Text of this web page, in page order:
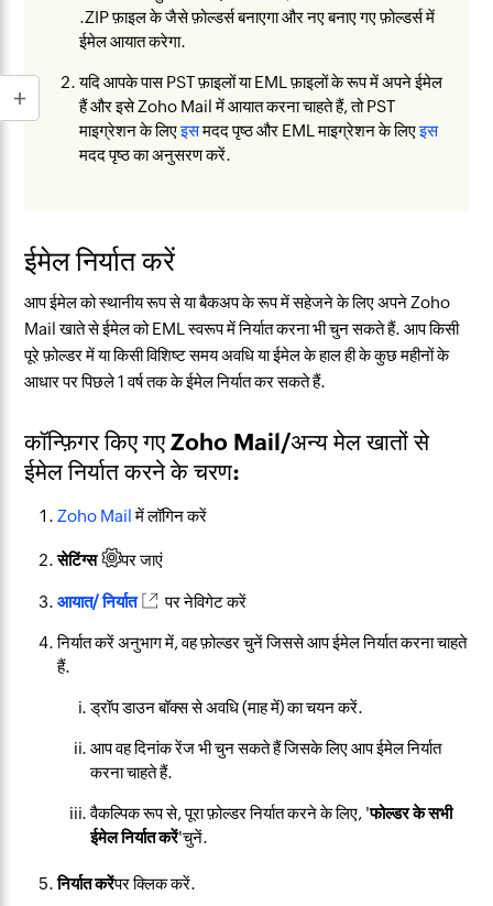
.ZIP फ़ाइल के जैसे फ़ोल्डर्स बनाएगा और नए बनाए गए फ़ोल्डर्स में
ईमेल आयात करेगा.
यदि आपके पास PST फ़ाइलों या EML फ़ाइलों के रूप में अपने ईमेल
हैं और इसे Zoho Mail में आयात करना चाहते हैं, तो PST
माइग्रेशन के लिएइसमदद पृष्ठ और EML माइग्रेशन के लिएइस
मदद पृष्ठ का अनुसरण करें.
ईमेल निर्यात करें
आप ईमेल को स्थानीय रूप से या बैकअप के रूप में सहेजने के लिए अपने Zoho
Mail खाते से ईमेल को EML स्वरूप में निर्यात करना भी चुन सकते हैं. आप किसी
पूरे फ़ोल्डर में या किसी विशिष्ट समय अवधि या ईमेल के हाल ही के कुछ महीनों के
आधार पर पिछले 1 वर्ष तक के ईमेल निर्यात कर सकते हैं.
कॉन्फ़िगर किए गए Zoho Mail/अन्य मेल खातों से
ईमेल निर्यात करने के चरण:
Zoho Mailमें लॉगिन करें
सेटिंग्स ​पर जाएं
आयात/ निर्यात ​पर नेविगेट करें
निर्यात करें अनुभाग में, वह फ़ोल्डर चुनें जिससे आप ईमेल निर्यात करना चाहते
हैं.
ड्रॉप डाउन बॉक्स से अवधि (माह में) का चयन करें.
आप वह दिनांक रेंज भी चुन सकते हैं जिसके लिए आप ईमेल निर्यात
करना चाहते हैं.
वैकल्पिक रूप से, पूरा फ़ोल्डर निर्यात करने के लिए, 'फोल्डर के सभी
ईमेल निर्यात करें'चुनें.
निर्यात करेंपर क्लिक करें.